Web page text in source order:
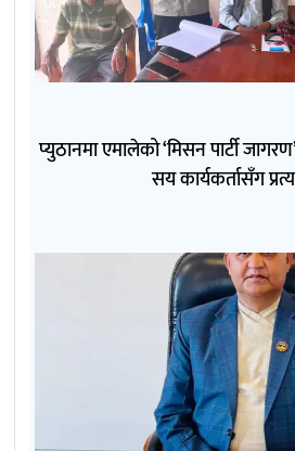
प्युठानमा एमालेको ‘मिसन पार्टी
सय कार्यकर्तासँग